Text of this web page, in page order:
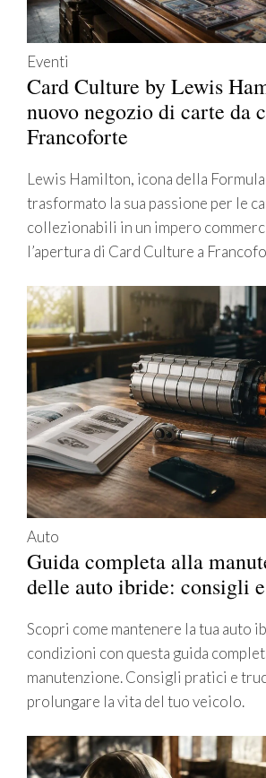
Eventi
Card Culture by Lewis
nuovo negozio di carte da
Francoforte
Lewis Hamilton, icona della Formula
trasformato la sua passione per le
collezionabili in un impero
l’apertura di Card Culture a
Auto
Guida completa alla
delle auto ibride: consigli
Scopri come mantenere la tua auto
condizioni con questa guida
manutenzione. Consigli pratici e
prolungare la vita del tuo veicolo.